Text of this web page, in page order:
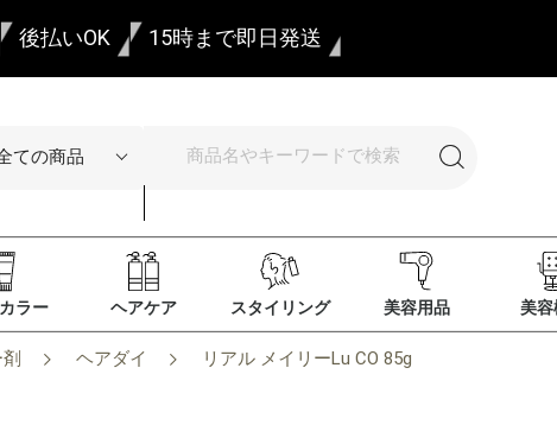
後払いOK 15時まで即日発送
ラー ヘアケア スタイリング 美容用品 美容
ヘアダイ リアル メイリーLu CO 85g